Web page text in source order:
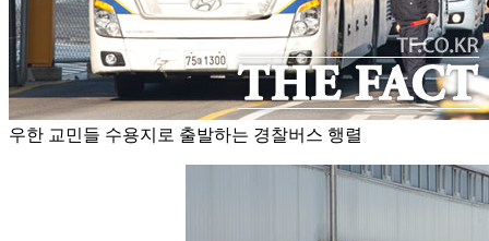
우한 교민들 수용지로 출발하는 경찰버스 행렬